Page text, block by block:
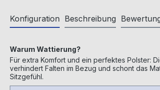
Konfiguration Beschreibung
Warum Wattierung?
Für extra Komfort und ein perfektes Polster:
verhindert Falten im Bezug und schont das
Sitzgefühl.